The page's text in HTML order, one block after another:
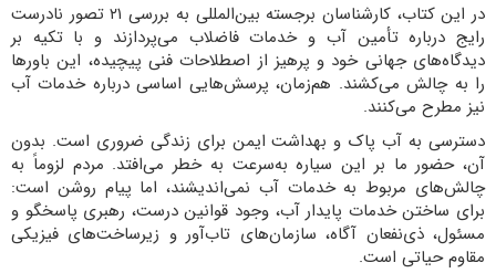
در این کتاب، کارشناسان برجسته بین‌المللی به بررسی ۲۱ تصور نادرست
رایج درباره تأمین آب و خدمات فاضلاب می‌پردازند و با تکیه بر
دیدگاه‌های جهانی خود و پرهیز از اصطلاحات فنی پیچیده، این باورها
را به چالش می‌کشند. هم‌زمان، پرسش‌هایی اساسی درباره خدمات آب
نیز مطرح می‌کنند.
دسترسی به آب پاک و بهداشت ایمن برای زندگی ضروری است. بدون
آن، حضور ما بر این سیاره به‌سرعت به خطر می‌افتد. مردم لزوماً به
چالش‌های مربوط به خدمات آب نمی‌اندیشند، اما پیام روشن است:
برای ساختن خدمات پایدار آب، وجود قوانین درست، رهبری پاسخگو و
مسئول، ذی‌نفعان آگاه، سازمان‌های تاب‌آور و زیرساخت‌های فیزیکی
مقاوم حیاتی است.